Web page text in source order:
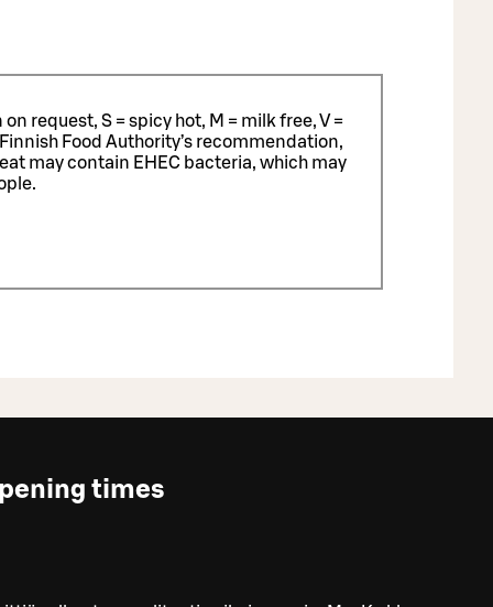
request, S = spicy hot, M = milk free, V =
Food Authority’s recommendation,
may contain EHEC bacteria, which may
times